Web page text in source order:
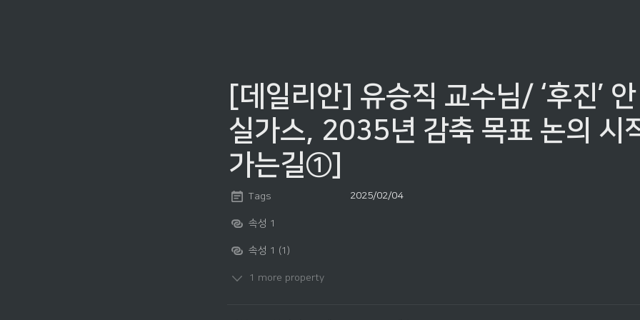
[데일리안] 유승직 교수님/ ‘후진’
실가스, 2035년 감축 목표 논의 시
가는길①]
Tags 2025/02/04
속성 1
속성 1 (1)
1 more property